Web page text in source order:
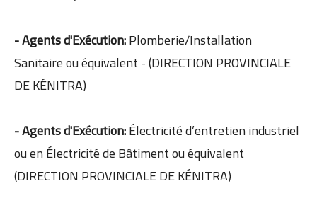
- Agents d'Exécution:Plomberie/Installation
Sanitaire ou équivalent - (DIRECTION PROVINCIALE
DE KÉNITRA)
- Agents d'Exécution:Électricité d’entretien industriel
ou en Électricité de Bâtiment ou équivalent
(DIRECTION PROVINCIALE DE KÉNITRA)